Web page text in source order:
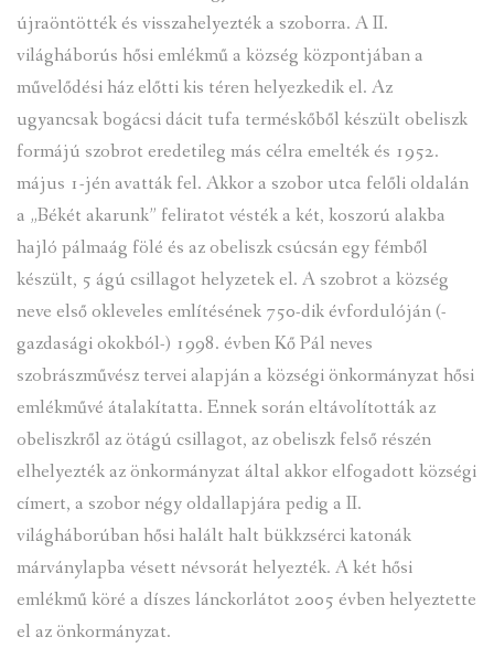
újraöntötték és visszahelyezték a szoborra. A II.
világháborús hősi emlékmű a község központjában a
művelődési ház előtti kis téren helyezkedik el. Az
ugyancsak bogácsi dácit tufa terméskőből készült obeliszk
formájú szobrot eredetileg más célra emelték és 1952.
május 1-jén avatták fel. Akkor a szobor utca felőli oldalán
a „Békét akarunk” feliratot vésték a két, koszorú alakba
hajló pálmaág fölé és az obeliszk csúcsán egy fémből
készült, 5 ágú csillagot helyzetek el. A szobrot a község
neve első okleveles említésének 750-dik évfordulóján (-
gazdasági okokból-) 1998. évben Kő Pál neves
szobrászművész tervei alapján a községi önkormányzat hősi
emlékművé átalakítatta. Ennek során eltávolították az
obeliszkről az ötágú csillagot, az obeliszk felső részén
elhelyezték az önkormányzat által akkor elfogadott községi
címert, a szobor négy oldallapjára pedig a II.
világháborúban hősi halált halt bükkzsérci katonák
márványlapba vésett névsorát helyezték. A két hősi
emlékmű köré a díszes lánckorlátot 2005 évben helyeztette
el az önkormányzat.